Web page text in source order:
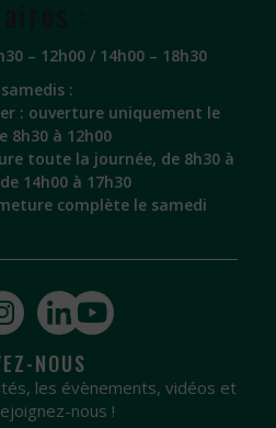
– 12h00 / 14h00 – 18h30
samedis :
: ouverture uniquement le
8h30 à 12h00
toute la journée, de 8h30 à
14h00 à 17h30
complète le samedi
NOUS
les évènements, vidéos et
nous !